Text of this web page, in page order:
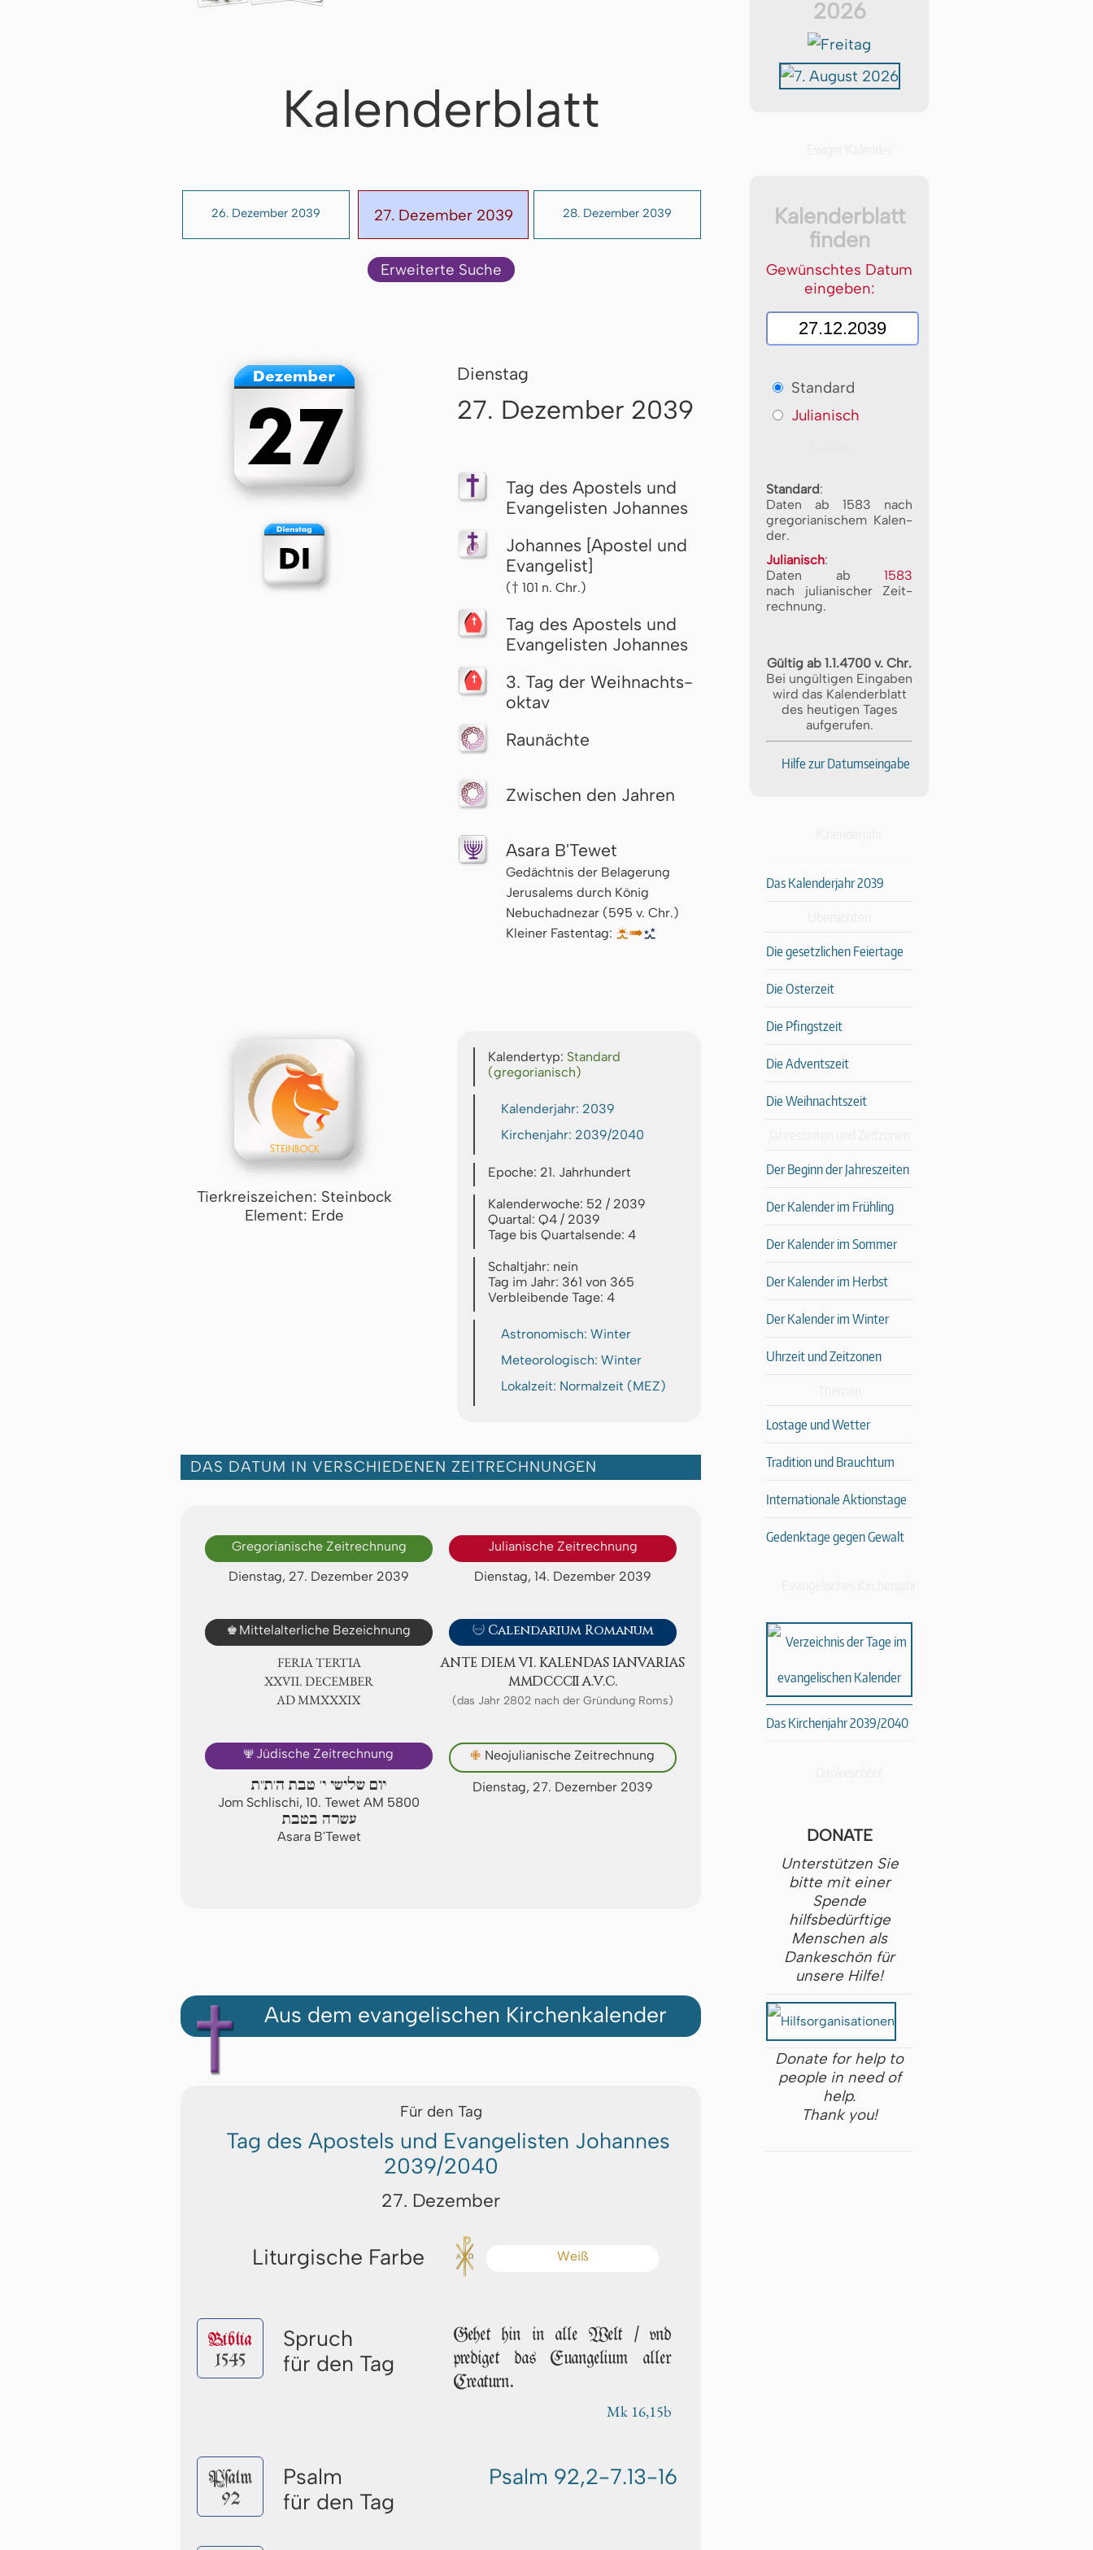
Kalenderblatt
26. Dezember 2039 27. Dezember 2039 28. Dezember 2039
Erweiterte Suche
Dienstag
27. Dezember 2039
Tag des Apostels und
Evangelisten Johannes
Johannes [Apostel und
Evangelist]
(† 101 n. Chr.)
Tag des Apostels und
Evangelisten Johannes
3. Tag der Weih­nachts­
ok­tav
Raunächte
Zwischen den Jahren
Asara B'Tewet
Gedächtnis der Belagerung
Jerusalems durch König
Nebuchadnezar (595 v. Chr.)
Kleiner Fastentag: 🌅↦🌃
Tierkreiszeichen: Steinbock
Element: Erde
Kalendertyp: Standard
(gregorianisch)
Kalenderjahr: 2039
Kirchenjahr: 2039/2040
Epoche: 21. Jahrhundert
Kalenderwoche: 52 / 2039
Quartal: Q4 / 2039
Tage bis Quartalsende: 4
Schaltjahr: nein
Tag im Jahr: 361 von 365
Verbleibende Tage: 4
Astronomisch: Winter
Meteorologisch: Winter
Lokalzeit: Normalzeit (MEZ)
DAS DATUM IN VERSCHIEDENEN ZEITRECHNUNGEN
Gregorianische Zeitrechnung
Dienstag, 27. Dezember 2039
Julianische Zeitrechnung
Dienstag, 14. Dezember 2039
♚ Mittelalterliche Bezeichnung
FERIA TERTIA
ⅩⅩⅦ. DECEMBER
AD ⅯⅯⅩⅩⅩⅨ
 Calendarium Romanum
ANTE DIEM VI. KA­LEN­DAS IA­NV­A­RI­AS
ⅯⅯⅮⅭⅭⅭⅡ A.V.C.
(das Jahr 2802 nach der Gründung Roms)
🕎 Jüdische Zeitrechnung
יום שלישי י' טבת ה'ת"ת
Jom Schlischi, 10. Tewet AM 5800
עשרה בטבת
Asara B'Tewet
✙ Neojulianische Zeitrechnung
Dienstag, 27. Dezember 2039
Aus dem evangelischen Kirchenkalender
Für den Tag
Tag des Apostels und Evangelisten Johannes
2039/2040
27. Dezember
Liturgische Farbe Weiß
Biblia
1545
Spruch
für den Tag
Gehet hin in alle Welt / vnd
prediget das Euangelium aller
Cre­a­turn.
Mk 16,15b
Pſalm
92
Psalm
für den Tag
Psalm 92,2-7.13-16
2026
Kalenderblatt
finden
Gewünschtes Datum
eingeben:
Standard
Julianisch
Standard:
Daten ab 1583 nach
gre­go­ri­a­ni­schem Ka­len­
der.
Julianisch:
Daten ab 1583
nach ju­li­a­ni­scher Zeit­
rech­nung.
Gültig ab 1.1.4700 v. Chr.
Bei ungültigen Eingaben
wird das Kalenderblatt
des heutigen Tages
aufgerufen.
Hilfe zur Datumseingabe
Das Kalenderjahr 2039
Die gesetzlichen Feiertage
Die Osterzeit
Die Pfingstzeit
Die Adventszeit
Die Weihnachtszeit
Der Beginn der Jahreszeiten
Der Kalender im Frühling
Der Kalender im Sommer
Der Kalender im Herbst
Der Kalender im Winter
Uhrzeit und Zeitzonen
Lostage und Wetter
Tradition und Brauchtum
Internationale Aktionstage
Gedenktage gegen Gewalt
Das Kirchenjahr 2039/2040
DONATE
Unterstützen Sie
bitte mit einer
Spende
hilfsbedürftige
Menschen als
Dankeschön für
unsere Hilfe!
Donate for help to
people in need of
help.
Thank you!